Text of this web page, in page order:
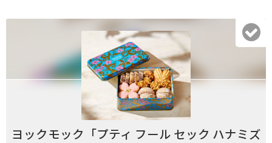
ヨックモック「プティ フール セック ハナミズ